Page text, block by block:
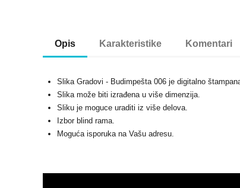
Opis Karakteristike Komentari
Slika Gradovi - Budimpešta 006 je digitalno
Slika može biti izrađena u više dimenzija.
Sliku je moguce uraditi iz više delova.
Izbor blind rama.
Moguća isporuka na Vašu adresu.